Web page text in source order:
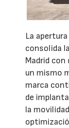
La
consolida
Madrid
un mismo
marca
de
la